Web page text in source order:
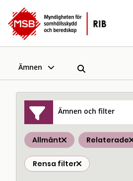
Ämnen
Ämnen och filter
Allmänt Relaterade
Rensa filter